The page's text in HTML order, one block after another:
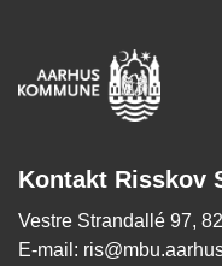
Kontakt Risskov
Vestre Strandallé 97,
E-mail: